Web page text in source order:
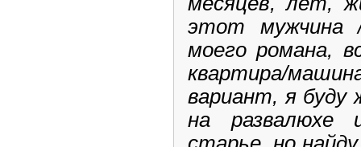
этот мужчина
моего романа,
квартира/
вариант, я буду
на развалюхе